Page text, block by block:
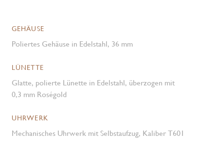
GEHÄUSE
Poliertes Gehäuse in Edelstahl, 36 mm
LÜNETTE
Glatte, polierte Lünette in Edelstahl, überzogen mit
0,3 mm Roségold
UHRWERK
Mechanisches Uhrwerk mit Selbstaufzug, Kaliber T601